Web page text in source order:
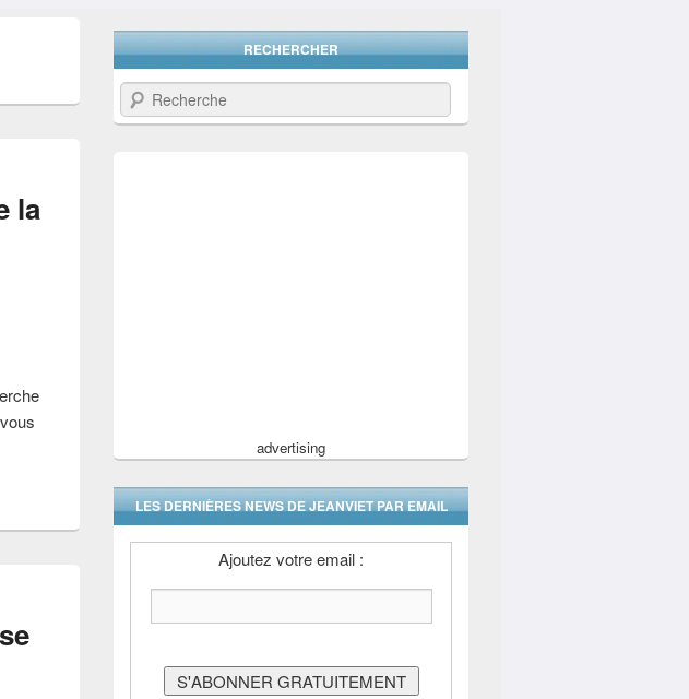
la
RECHERCHER
Recherche
advertising
LES DERNIÈRES NEWS DE JEANVIET PAR EMAIL
Ajoutez votre email :